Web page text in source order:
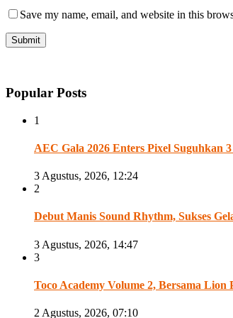
Save my name, email, and website in this
Popular Posts
1
AEC Gala 2026 Enters Pixel Suguhkan
3 Agustus, 2026, 12:24
2
Debut Manis Sound Rhythm, Sukses
3 Agustus, 2026, 14:47
3
Toco Academy Volume 2, Bersama
2 Agustus, 2026, 07:10